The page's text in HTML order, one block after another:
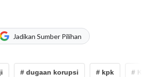
Jadikan Sumber Pilihan
# dugaan korupsi # kpk #